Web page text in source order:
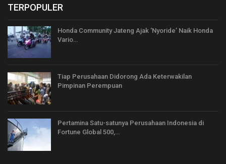
TERPOPULER
Honda Community Jateng Ajak ‘Nyoride’ Naik Honda
Vario…
Tiap Perusahaan Didorong Ada Keterwakilan
Pimpinan Perempuan
Pertamina Satu-satunya Perusahaan Indonesia di
Fortune Global 500,…